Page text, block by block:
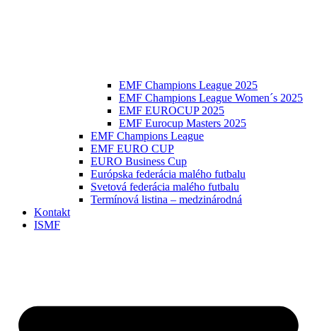
EMF Champions League 2025
EMF Champions League Women´s 2025
EMF EUROCUP 2025
EMF Eurocup Masters 2025
EMF Champions League
EMF EURO CUP
EURO Business Cup
Európska federácia malého futbalu
Svetová federácia malého futbalu
Termínová listina – medzinárodná
Kontakt
ISMF